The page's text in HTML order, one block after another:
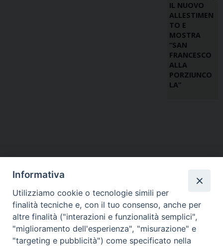
IL NUOVO
ALLESTIMEN
TO E
MOSTRA
“SAN
FRANCESCO
ALLA
PORZIUNCO
LA”
Informativa
Utilizziamo cookie o tecnologie simili per
finalità tecniche e, con il tuo consenso, anche per
altre finalità ("interazioni e funzionalità semplici",
"miglioramento dell'esperienza", "misurazione" e
"targeting e pubblicità") come specificato nella